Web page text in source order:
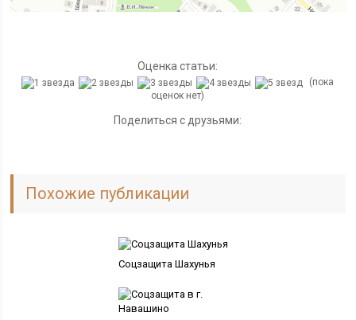
Оценка статьи:
(пока
оценок нет)
Поделиться с друзьями:
Похожие публикации
Соцзащита Шахунья